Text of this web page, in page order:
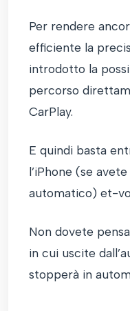
Per rendere
efficiente la
introdotto la
percorso
CarPlay.
E quindi basta
l’iPhone (se
automatico) et-
Non dovete
in cui uscite
stopperà in